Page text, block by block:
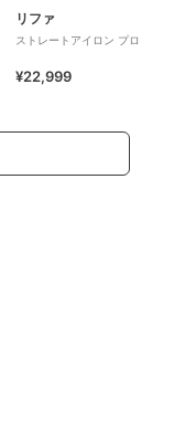
リファ
ストレートアイロン プロ
¥22,999